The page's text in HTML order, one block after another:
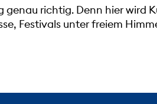
genau richtig. Denn hier wird
Festivals unter freiem